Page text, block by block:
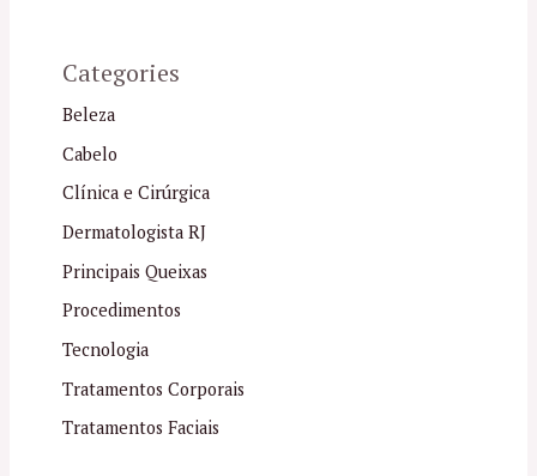
Categories
Beleza
Cabelo
Clínica e Cirúrgica
Dermatologista RJ
Principais Queixas
Procedimentos
Tecnologia
Tratamentos Corporais
Tratamentos Faciais